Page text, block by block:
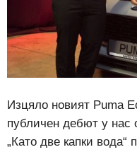
Изцяло новият Puma
публичен дебют у нас
„Като две капки